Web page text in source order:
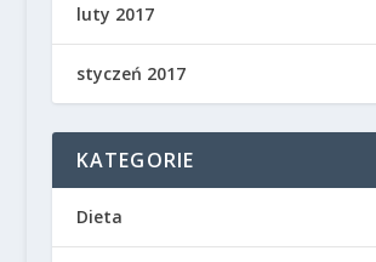
luty 2017
styczeń 2017
KATEGORIE
Dieta